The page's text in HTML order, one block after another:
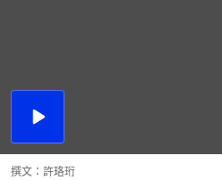
播
撰文： 許珞珩